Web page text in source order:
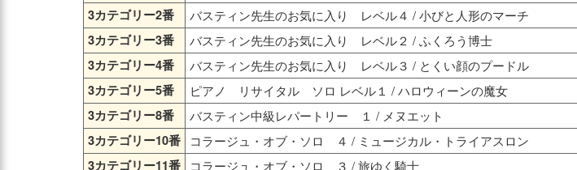
3カテゴリー2番
バスティン先生のお気に入り レベル４ / 小びと人形のマーチ
3カテゴリー3番
バスティン先生のお気に入り レベル２ / ふくろう博士
3カテゴリー4番
バスティン先生のお気に入り レベル３ / とくい顔のプードル
3カテゴリー5番
ピアノ リサイタル ソロ レベル１ / ハロウィーンの魔女
3カテゴリー8番
バスティン中級レパートリー １ / メヌエット
3カテゴリー10番
コラージュ・オブ・ソロ ４ / ミュージカル・トライアスロン
3カテゴリー11番
コラージュ・オブ・ソロ ３ / 旅ゆく騎士